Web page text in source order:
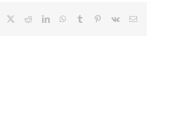
Facebook RedditLinkedInWhatsApp
Tumblr Pinterest
Vk
E-